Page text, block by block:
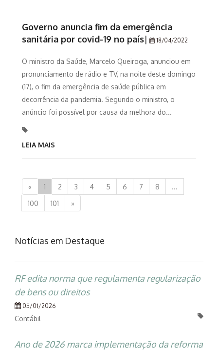
Governo anuncia fim da emergência
sanitária por covid-19 no país| 18/04/2022
O ministro da Saúde, Marcelo Queiroga, anunciou em
pronunciamento de rádio e TV, na noite deste domingo
(17), o fim da emergência de saúde pública em
decorrência da pandemia. Segundo o ministro, o
anúncio foi possível por causa da melhora do...
LEIA MAIS
« 1 2 3 4 5 6 7 8
...
100
101 »
Notícias em Destaque
RF edita norma que regulamenta regularização
de bens ou direitos
05/01/2026
Contábil
Ano de 2026 marca implementação da reforma